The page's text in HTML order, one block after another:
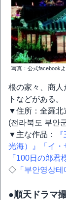
写真：公式facebookよ
根の家々、商人
トなどがある。
▼住所：全羅北
(전라북도 부안
▼主な作品：
光海）』
「イ・
「100日の郎君
◇ 「부안영상
●順天ドラマ